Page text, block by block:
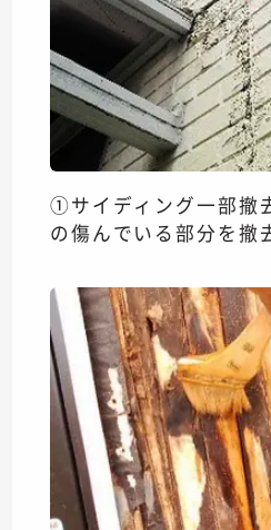
①サイディング一部撤
の傷んでいる部分を撤